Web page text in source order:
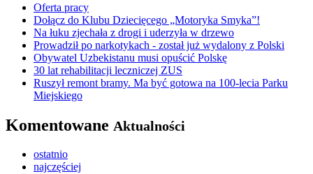
Oferta pracy
Dołącz do Klubu Dziecięcego „Motoryka Smyka”!
Na łuku zjechała z drogi i uderzyła w drzewo
Prowadził po narkotykach - został już wydalony z Polski
Obywatel Uzbekistanu musi opuścić Polskę
30 lat rehabilitacji leczniczej ZUS
Ruszył remont bramy. Ma być gotowa na 100-lecia Parku
Miejskiego
Komentowane Aktualności
ostatnio
najczęściej